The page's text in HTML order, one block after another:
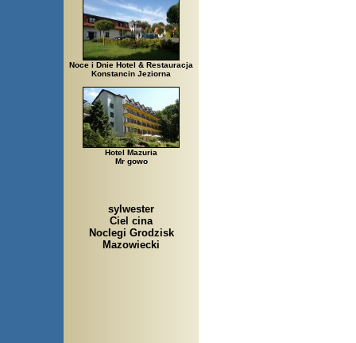
Noce i Dnie Hotel & Restauracja
Konstancin Jeziorna
Hotel Mazuria
Mr gowo
sylwester
Ciel cina
Noclegi Grodzisk
Mazowiecki